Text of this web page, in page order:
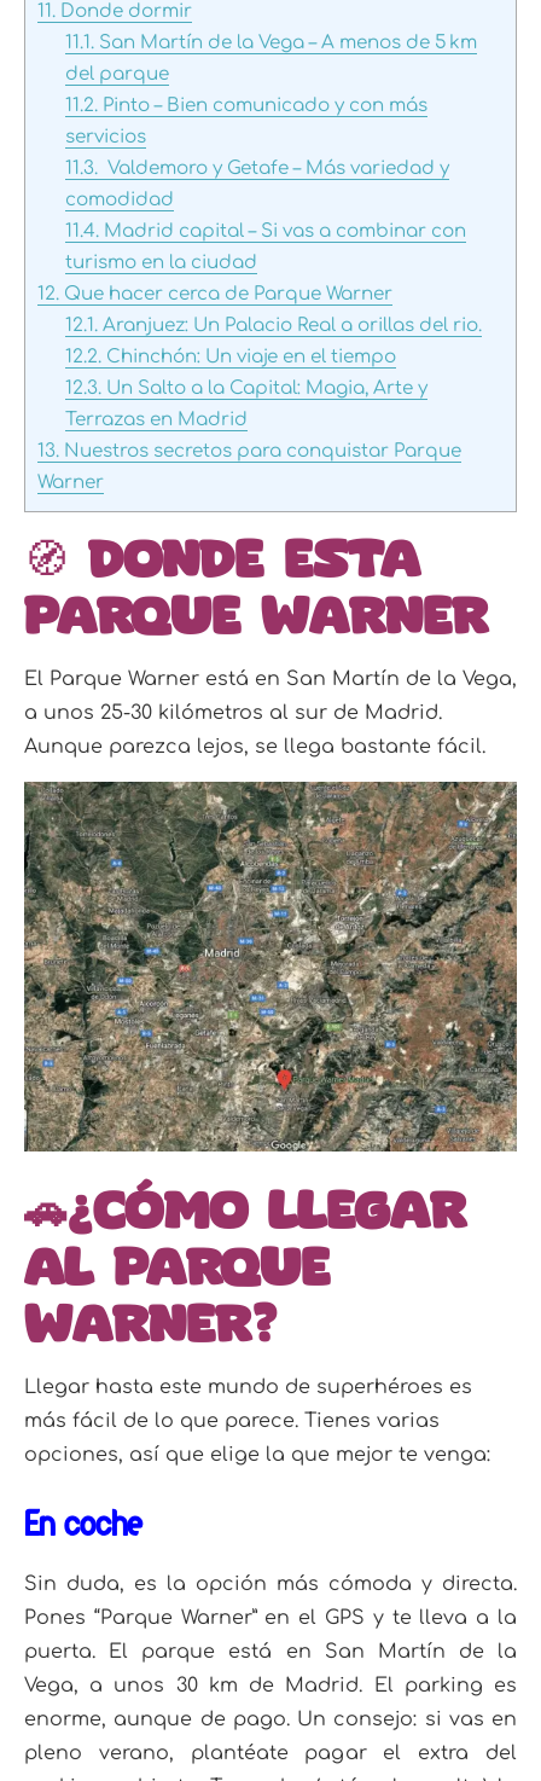
11. Donde dormir
11.1.San Martín de la Vega – A menos de 5 km
del parque
11.2.Pinto – Bien comunicado y con más
servicios
11.3.Valdemoro y Getafe – Más variedad y
comodidad
11.4.Madrid capital – Si vas a combinar con
turismo en la ciudad
12. Que hacer cerca de Parque Warner
12.1.Aranjuez: Un Palacio Real a orillas del rio.
12.2.Chinchón: Un viaje en el tiempo
12.3.Un Salto a la Capital: Magia, Arte y
Terrazas en Madrid
13. Nuestros secretos para conquistar Parque
Warner
🧭 Donde esta
Parque Warner
El Parque Warner está en San Martín de la Vega,
a unos 25-30 kilómetros al sur de Madrid.
Aunque parezca lejos, se llega bastante fácil.
🚗¿Cómo llegar
al Parque
Warner?
Llegar hasta este mundo de superhéroes es
más fácil de lo que parece. Tienes varias
opciones, así que elige la que mejor te venga:
En coche
Sin duda, es la opción más cómoda y directa.
Pones “Parque Warner” en el GPS y te lleva a la
puerta. El parque está en San Martín de la
Vega, a unos 30 km de Madrid. El parking es
enorme, aunque de pago. Un consejo: si vas en
pleno verano, plantéate pagar el extra del